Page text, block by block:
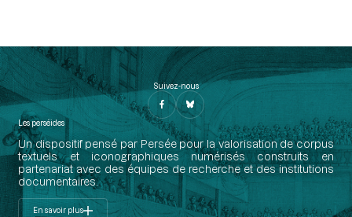
Suivez-nous
Les perséides
Un dispositif pensé par Persée pour la valorisation de corpus
textuels et iconographiques numérisés construits en
partenariat avec des équipes de recherche et des institutions
documentaires.
En savoir plus